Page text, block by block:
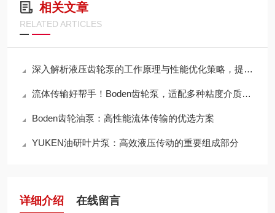
相关文章
RELATED ARTICLES
深入解析液压齿轮泵的工作原理与性能优化策略，提升液压系统效率
流体传输好帮手！Boden齿轮泵，适配多种粘度介质，输送效率拉满
Boden齿轮油泵：高性能流体传输的优选方案
YUKEN油研叶片泵：高效液压传动的重要组成部分
详细介绍 在线留言